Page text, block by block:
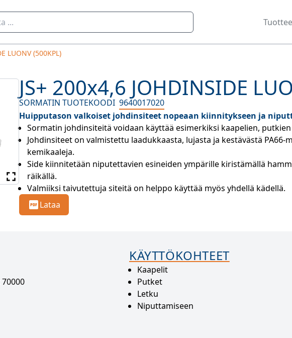
LUONV (500KPL)
JS+ 200x4,6 JOHDINSIDE
SORMATIN TUOTEKOODI 9640017020
Huipputason valkoiset johdinsiteet nopeaan kiinnitykseen ja
Sormatin johdinsiteitä voidaan käyttää esimerkiksi kaapelien,
Johdinsiteet on valmistettu laadukkaasta, lujasta ja kestävästä
kemikaaleja.
Side kiinnitetään niputettavien esineiden ympärille kiristämällä
räikällä.
Valmiiksi taivutettuja siteitä on helppo käyttää myös yhdellä kädellä.
Lataa
KÄYTTÖKOHTEET
Kaapelit
Putket
Letku
Niputtamiseen